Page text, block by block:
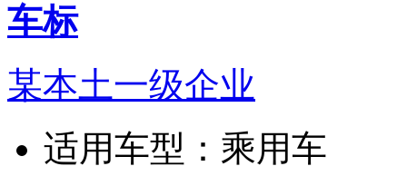
车标
某本土一级企业
适用车型： 乘用车